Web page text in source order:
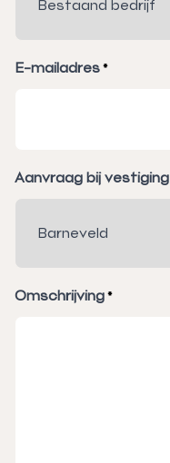
E-mailadres *
Aanvraag bij vestiging
Omschrijving *